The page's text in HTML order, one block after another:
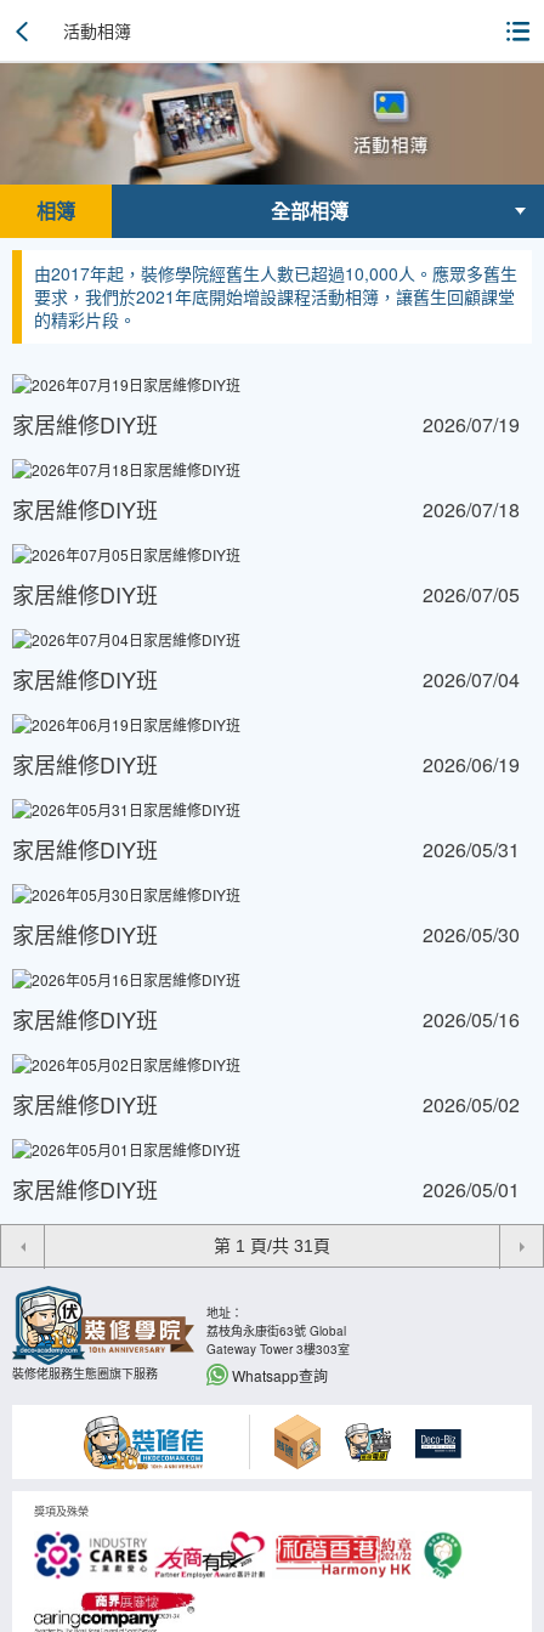
活動相簿
相簿 全部相簿
由2017年起，裝修學院經舊生人數已超過10,000人。應眾多舊生
要求，我們於2021年底開始增設課程活動相簿，讓舊生回顧課堂
的精彩片段。
家居維修DIY班 2026/07/19
家居維修DIY班 2026/07/18
家居維修DIY班 2026/07/05
家居維修DIY班 2026/07/04
家居維修DIY班 2026/06/19
家居維修DIY班 2026/05/31
家居維修DIY班 2026/05/30
家居維修DIY班 2026/05/16
家居維修DIY班 2026/05/02
家居維修DIY班 2026/05/01
裝修佬服務生態圈旗下服務
地址：
荔枝角永康街63號 Global
Gateway Tower 3樓303室
Whatsapp查詢
獎項及殊榮